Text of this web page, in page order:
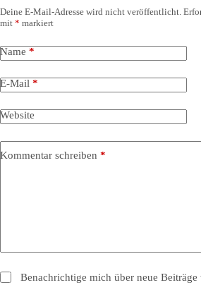
Deine E-Mail-Adresse wird nicht veröffentlicht.
mit * markiert
Name *
E-Mail *
Website
Kommentar schreiben *
Benachrichtige mich über neue